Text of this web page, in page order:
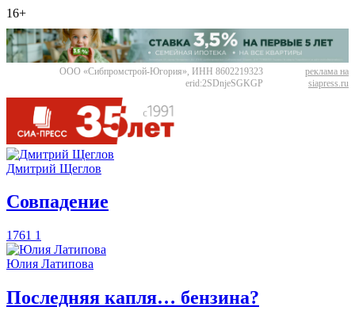
16+
ООО «Сибпромстрой-Югория», ИНН 8602219323
erid:2SDnjeSGKGP
реклама на
siapress.ru
Дмитрий Щеглов
​Совпадение
1761 1
Юлия Латипова
​Последняя капля… бензина?